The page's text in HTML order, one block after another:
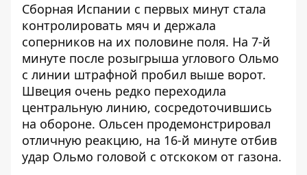
Сборная Испании с первых минут стала
контролировать мяч и держала
соперников на их половине поля. На 7-й
минуте после розыгрыша углового Ольмо
с линии штрафной пробил выше ворот.
Швеция очень редко переходила
центральную линию, сосредоточившись
на обороне. Ольсен продемонстрировал
отличную реакцию, на 16-й минуте отбив
удар Ольмо головой с отскоком от газона.